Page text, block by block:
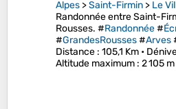
Alpes >Saint-Firmin > Le
Randonnée entre Saint-
Rousses. #Randonnée#
#GrandesRousses#Arves
Distance : 105,1 Km •
Altitude maximum : 2 105 m